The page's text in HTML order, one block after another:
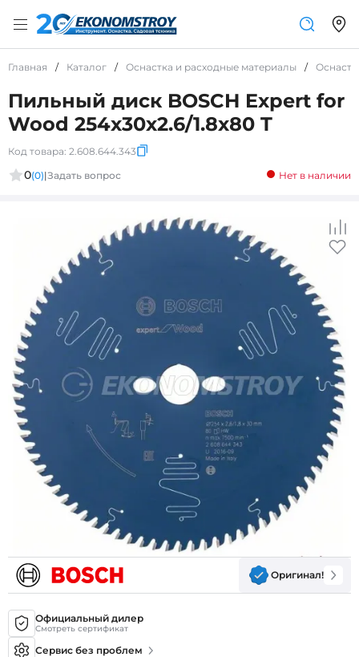
Главная / Каталог / Оснастка и расходные материалы /
Пильный диск BOSCH Expert for
Wood 254x30x2.6/1.8x80 T
Код товара: 2.608.644.343
0(0)|Задать вопрос Нет в наличии
Оригинал!
Официальный дилер
Смотреть сертификат
Сервис без проблем